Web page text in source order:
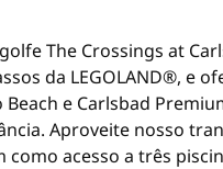
The Crossings at
da LEGOLAND®, e
e Carlsbad
Aproveite nosso
acesso a três